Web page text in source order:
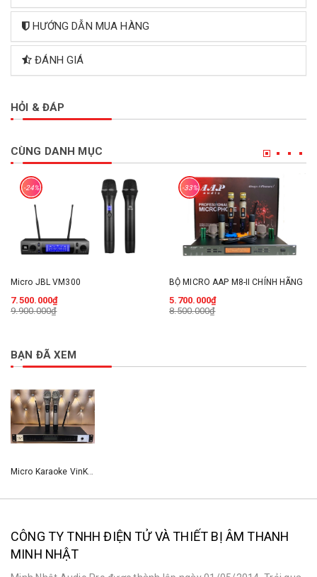
HƯỚNG DẪN MUA HÀNG
ĐÁNH GIÁ
HỎI & ĐÁP
CÙNG DANH MỤC
-24%
Micro JBL VM300
7.500.000₫
9.900.000₫
-33%
BỘ MICRO AAP M8-II CHÍNH HÃNG
5.700.000₫
8.500.000₫
BẠN ĐÃ XEM
CÔNG TY TNHH ĐIỆN TỬ VÀ THIẾT BỊ ÂM THANH
MINH NHẬT